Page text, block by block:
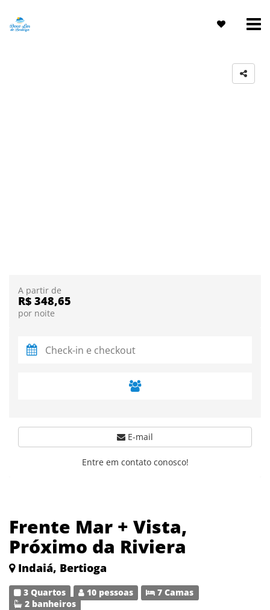
Frente Mar + Vista,
Próximo da Riviera
Indaiá, Bertioga
3 Quartos 10 pessoas
7 Camas
2 banheiros
A partir de
R$ 348,65
por noite
E-mail
Entre em contato conosco!